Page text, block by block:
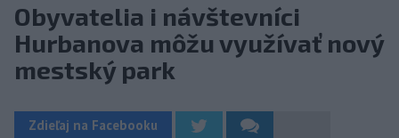
Obyvatelia i návštevníci
Hurbanova môžu využívať nový
mestský park
Zdieľaj na Facebooku